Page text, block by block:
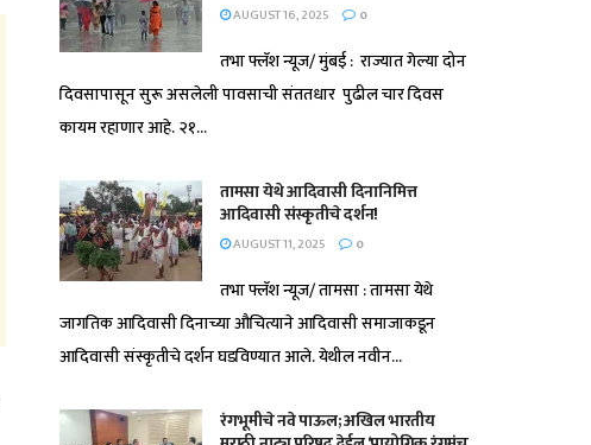
AUGUST 16, 2025 0
तभा फ्लॅश न्यूज/ मुंबई : राज्यात गेल्या दोन
दिवसापासून सुरू असलेली पावसाची संततधार पुढील चार दिवस
कायम रहाणार आहे. २१...
तामसा येथे आदिवासी दिनानिमित्त
आदिवासी संस्कृतीचे दर्शन!
AUGUST 11, 2025 0
तभा फ्लॅश न्यूज/ तामसा : तामसा येथे
जागतिक आदिवासी दिनाच्या औचित्याने आदिवासी समाजाकडून
आदिवासी संस्कृतीचे दर्शन घडविण्यात आले. येथील नवीन...
रंगभूमीचे नवे पाऊल; अखिल भारतीय